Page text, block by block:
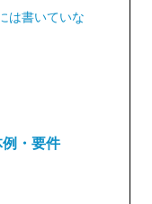
は書いていな
・要件